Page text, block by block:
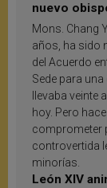
nuevo
Mons. Chang
años, ha sido
del Acuerdo
Sede para
llevaba
hoy. Pero
comprometer
controvertida
minorías.
León XIV